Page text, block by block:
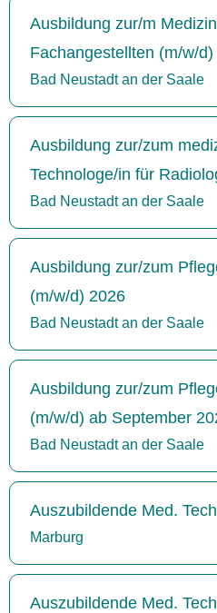
Ausbildung zur/m
Fachangestellten (m/w/
Bad Neustadt an der Saale
Ausbildung zur/zum
Technologe/in für
Bad Neustadt an der Saale
Ausbildung zur/zum
(m/w/d) 2026
Bad Neustadt an der Saale
Ausbildung zur/zum
(m/w/d) ab September
Bad Neustadt an der Saale
Auszubildende Med.
Marburg
Auszubildende Med.